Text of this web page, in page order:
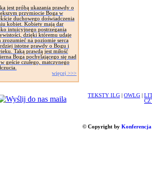
jest próbą ukazania prawdy o
przymiocie Boga w
duchowego doświadczenia
kobiet. Kobiety mają dar
intuicyjnego postrzegania
dzięki któremu udaje
zrozumieć na poziomie serca
istotne prawdy o Bogu i
Taką prawdą jest miłość
Boga pochylającego się nad
geście czułego, matczynego
więcej >>>
TEKSTY ILG OWLG
© Copyright by Konferencja